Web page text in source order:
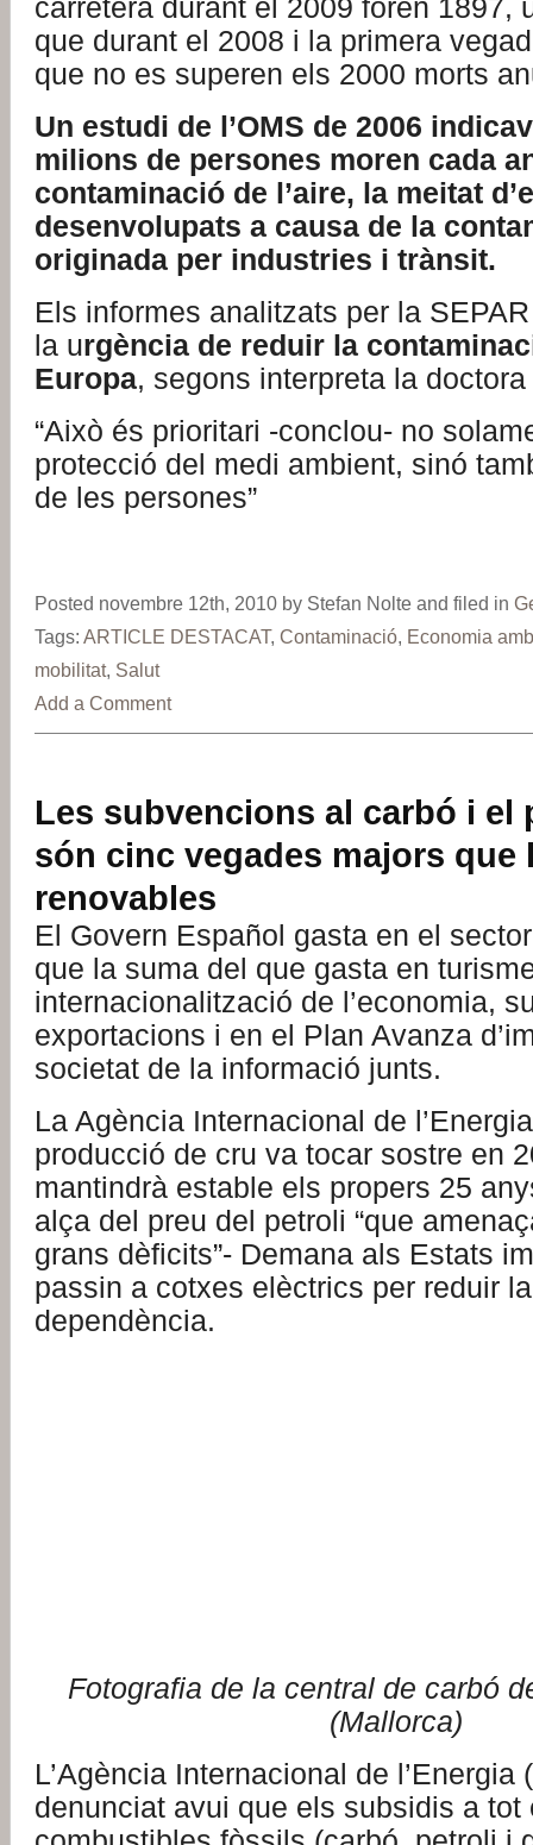
carretera durant el 2009 foren 1897,
que durant el 2008 i la primera
que no es superen els 2000 morts
Un estudi de l’OMS de 2006
milions de persones moren cada
contaminació de l’aire, la meitat
desenvolupats a causa de la
originada per industries i trànsit.
Els informes analitzats per la
la urgència de reduir la
Europa, segons interpreta la
“Això és prioritari -conclou- no
protecció del medi ambient, sinó
de les persones”
Posted novembre 12th, 2010 by Stefan Nolte and filed in
Tags: ARTICLE DESTACAT, Contaminació, Economia
mobilitat, Salut
Add a Comment
Les subvencions al carbó i el
són cinc vegades majors que
renovables
El Govern Español gasta en el
que la suma del que gasta en
internacionalització de l’economia,
exportacions i en el Plan Avanza
societat de la informació junts.
La Agència Internacional de
producció de cru va tocar sostre en
mantindrà estable els propers 25
alça del preu del petroli “que
grans dèficits”- Demana als Estats
passin a cotxes elèctrics per reduir
dependència.
Fotografia de la central de carbó
(Mallorca)
L’Agència Internacional de l’Energia
denunciat avui que els subsidis a tot